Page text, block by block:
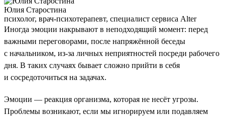
Юлия Старостина
психолог, врач-психотерапевт, специалист сервиса Alter
Иногда эмоции накрывают в неподходящий момент: перед
важными переговорами, после напряжённой беседы
с начальником, из-за личных неприятностей посреди рабочего
дня. В таких случаях бывает сложно прийти в себя
и сосредоточиться на задачах.
Эмоции — реакция организма, которая не несёт угрозы.
Проблемы возникают, если мы игнорируем или подавляем